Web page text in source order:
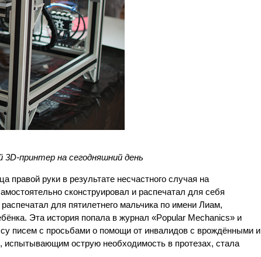
принтер на сегодняшний день
руки в результате несчастного случая на
сконструировал и распечатал для себя
для пятилетнего мальчика по имени Лиам,
Эта история попала в журнал «Popular Mechanics» и
писем с просьбами о помощи от инвалидов с врождёнными и
острую необходимость в протезах, стала